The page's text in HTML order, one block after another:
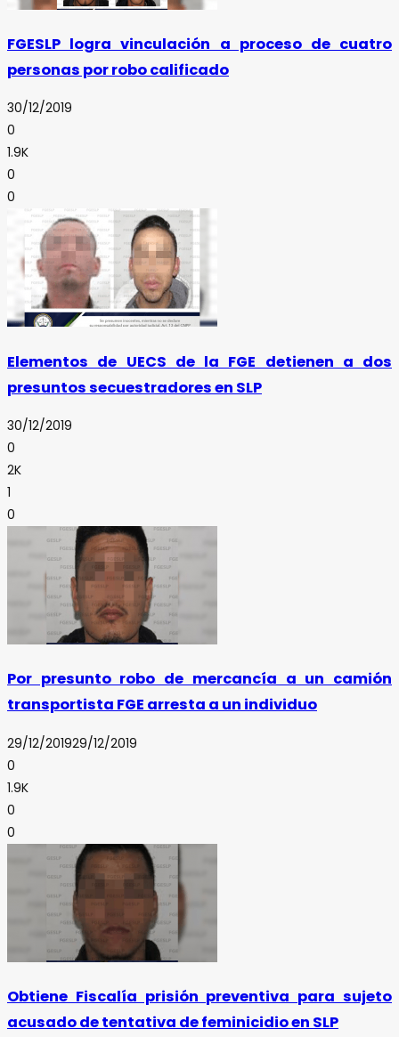
FGESLP logra vinculación a proceso de cuatro
personas por robo calificado
30/12/2019
0
1.9K
0
0
Elementos de UECS de la FGE detienen a dos
presuntos secuestradores en SLP
30/12/2019
0
2K
1
0
Por presunto robo de mercancía a un camión
transportista FGE arresta a un individuo
29/12/201929/12/2019
0
1.9K
0
0
Obtiene Fiscalía prisión preventiva para sujeto
acusado de tentativa de feminicidio en SLP